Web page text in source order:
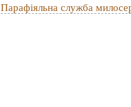
Парафіяльна служба